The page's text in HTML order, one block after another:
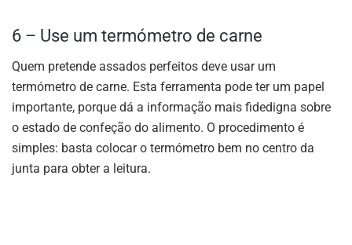
6 – Use um termómetro de carne
Quem pretende assados perfeitos deve usar um
termómetro de carne. Esta ferramenta pode ter um papel
importante, porque dá a informação mais fidedigna sobre
o estado de confeção do alimento. O procedimento é
simples: basta colocar o termómetro bem no centro da
junta para obter a leitura.